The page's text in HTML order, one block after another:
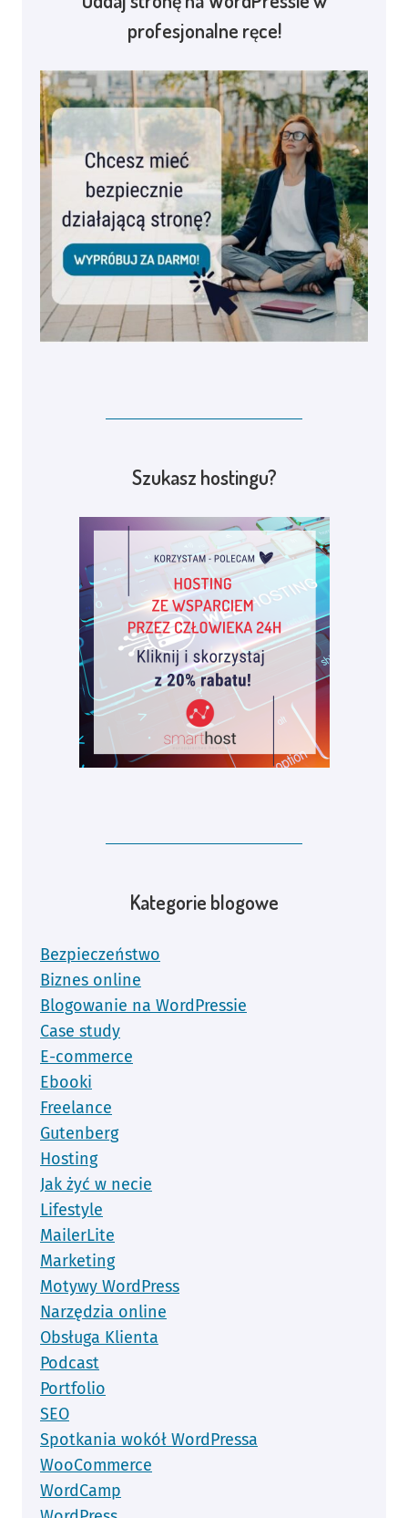
profesjonalne ręce!
Szukasz hostingu?
Kategorie blogowe
Bezpieczeństwo
Biznes online
Blogowanie na WordPressie
Case study
E-commerce
Ebooki
Freelance
Gutenberg
Hosting
Jak żyć w necie
Lifestyle
MailerLite
Marketing
Motywy WordPress
Narzędzia online
Obsługa Klienta
Podcast
Portfolio
SEO
Spotkania wokół WordPressa
WooCommerce
WordCamp